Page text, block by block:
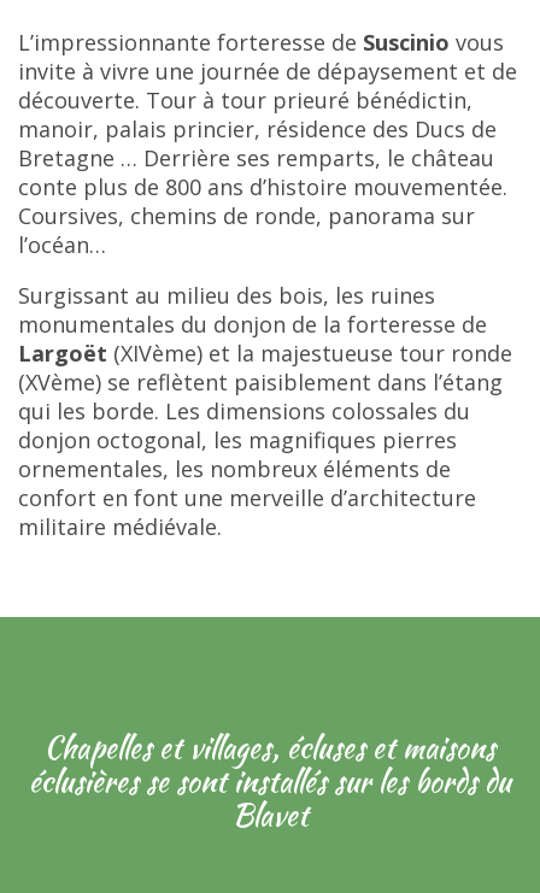
L’impressionnante forteresse de Suscinio vous
invite à vivre une journée de dépaysement et de
découverte. Tour à tour prieuré bénédictin,
manoir, palais princier, résidence des Ducs de
Bretagne … Derrière ses remparts, le château
conte plus de 800 ans d’histoire mouvementée.
Coursives, chemins de ronde, panorama sur
l’océan…
Surgissant au milieu des bois, les ruines
monumentales du donjon de la forteresse de
Largoët (XIVème) et la majestueuse tour ronde
(XVème) se reflètent paisiblement dans l’étang
qui les borde. Les dimensions colossales du
donjon octogonal, les magnifiques pierres
ornementales, les nombreux éléments de
confort en font une merveille d’architecture
militaire médiévale.
Chapelles et villages, écluses et maisons
éclusières se sont installés sur les bords du
Blavet